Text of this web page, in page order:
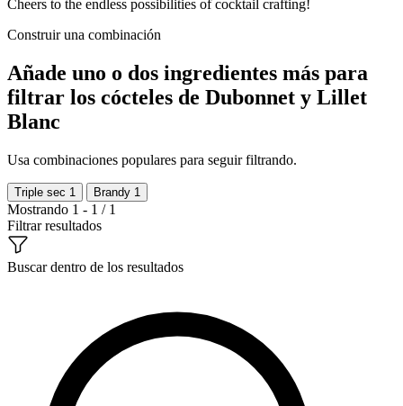
Cheers to the endless possibilities of cocktail crafting!
Construir una combinación
Añade uno o dos ingredientes más para
filtrar los cócteles de Dubonnet y Lillet
Blanc
Usa combinaciones populares para seguir filtrando.
Triple sec 1 Brandy 1
Mostrando 1 - 1 / 1
Filtrar resultados
Buscar dentro de los resultados